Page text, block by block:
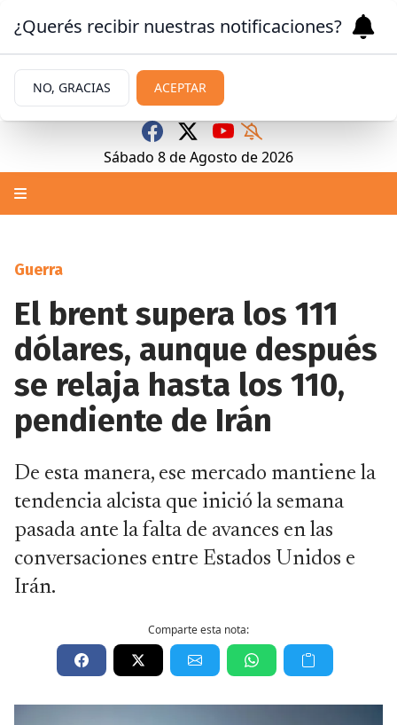
Sábado 8deAgosto de 2026
Guerra
El brent supera los 111
dólares, aunque después
se relaja hasta los 110,
pendiente de Irán
De esta manera, ese mercado mantiene la
tendencia alcista que inició la semana
pasada ante la falta de avances en las
conversaciones entre Estados Unidos e
Irán.
Comparte esta nota:
¿Querés recibir nuestras notificaciones?
NO, GRACIAS ACEPTAR